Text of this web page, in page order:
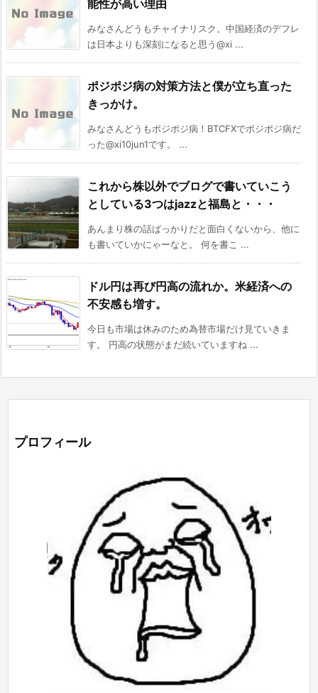
能性が高い理由
みなさんどうもチャイナリスク。中国経済のデフレ
は日本よりも深刻になると思う@xi ...
ポジポジ病の対策方法と僕が立ち直った
きっかけ。
みなさんどうもポジポジ病！BTCFXでポジポジ病だ
った@xi10jun1です。 ...
これから株以外でブログで書いていこう
としている3つはjazzと福島と・・・
あんまり株の話ばっかりだと面白くないから、他に
も書いていかにゃーなと。 何を書こ ...
ドル円は再び円高の流れか。米経済への
不安感も増す。
今日も市場は休みのため為替市場だけ見ていきま
す。 円高の状態がまだ続いていますね ...
プロフィール